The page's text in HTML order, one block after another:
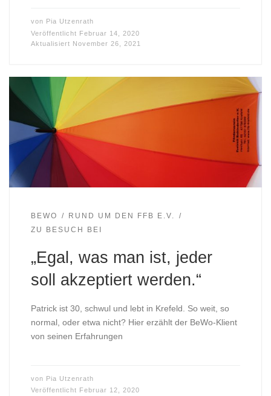
von Pia Utzenrath
Veröffentlicht Februar 14, 2020
Aktualisiert November 26, 2021
BEWO
RUND UM DEN FFB E.V.
ZU BESUCH BEI
„Egal, was man ist, jeder
soll akzeptiert werden.“
Patrick ist 30, schwul und lebt in Krefeld. So weit, so
normal, oder etwa nicht? Hier erzählt der BeWo-Klient
von seinen Erfahrungen
von Pia Utzenrath
Veröffentlicht Februar 12, 2020